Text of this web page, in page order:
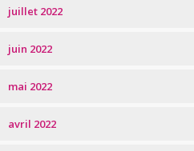
juillet 2022
juin 2022
mai 2022
avril 2022